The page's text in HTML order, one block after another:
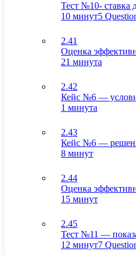
Тест №10- ставка
10 минут5
2.41
Оценка
21 минута
2.42
Кейс №6 —
1 минута
2.43
Кейс №6 —
8 минут
2.44
Оценка
15 минут
2.45
Тест №11 —
12 минут7